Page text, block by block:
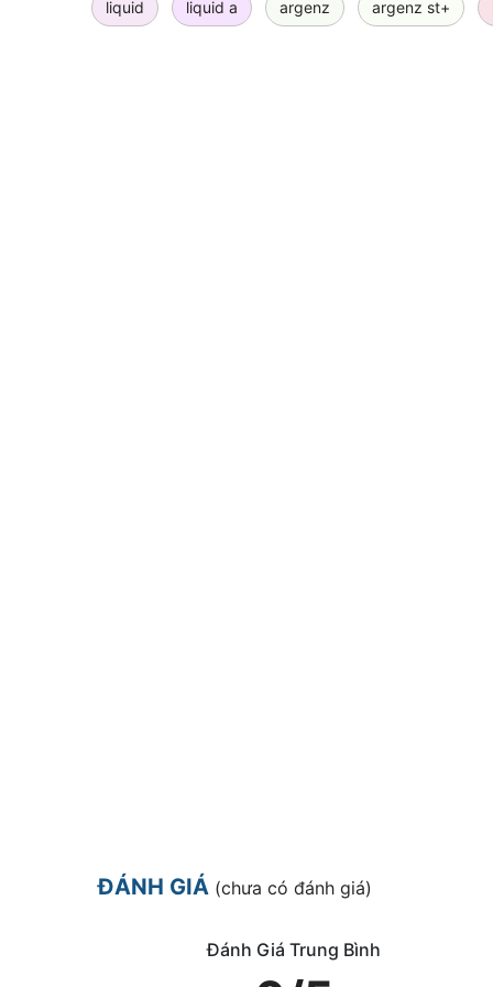
liquid liquid a argenz argenz st+
ĐÁNH GIÁ (chưa có đánh giá)
Đánh Giá Trung Bình